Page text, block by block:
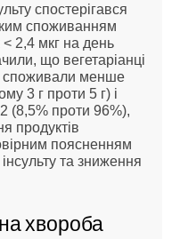
спостерігався
споживанням
< 2,4 мкг на день
що вегетаріанці
споживали менше
3 г проти 5 г) і
(8,5% проти 96%),
продуктів
поясненням
та зниження
хвороба